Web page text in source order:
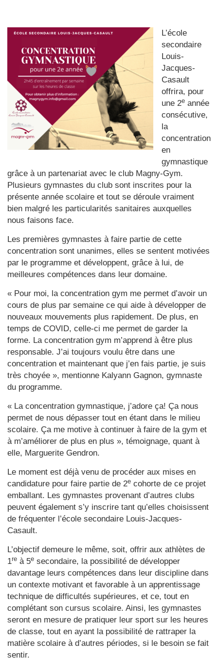
L’école
secondaire
Louis-
Jacques-
Casault
offrira, pour
une 2e année
consécutive,
la
concentration
en
gymnastique
grâce à un partenariat avec le club Magny-Gym.
Plusieurs gymnastes du club sont inscrites pour la
présente année scolaire et tout se déroule vraiment
bien malgré les particularités sanitaires auxquelles
nous faisons face.
Les premières gymnastes à faire partie de cette
concentration sont unanimes, elles se sentent motivées
par le programme et développent, grâce à lui, de
meilleures compétences dans leur domaine.
« Pour moi, la concentration gym me permet d’avoir un
cours de plus par semaine ce qui aide à développer de
nouveaux mouvements plus rapidement. De plus, en
temps de COVID, celle-ci me permet de garder la
forme. La concentration gym m’apprend à être plus
responsable. J’ai toujours voulu être dans une
concentration et maintenant que j’en fais partie, je suis
très choyée », mentionne Kalyann Gagnon, gymnaste
du programme.
« La concentration gymnastique, j’adore ça! Ça nous
permet de nous dépasser tout en étant dans le milieu
scolaire. Ça me motive à continuer à faire de la gym et
à m’améliorer de plus en plus », témoignage, quant à
elle, Marguerite Gendron.
Le moment est déjà venu de procéder aux mises en
candidature pour faire partie de 2e cohorte de ce projet
emballant. Les gymnastes provenant d’autres clubs
peuvent également s’y inscrire tant qu’elles choisissent
de fréquenter l’école secondaire Louis-Jacques-
Casault.
L’objectif demeure le même, soit, offrir aux athlètes de
1re à 5e secondaire, la possibilité de développer
davantage leurs compétences dans leur discipline dans
un contexte motivant et favorable à un apprentissage
technique de difficultés supérieures, et ce, tout en
complétant son cursus scolaire. Ainsi, les gymnastes
seront en mesure de pratiquer leur sport sur les heures
de classe, tout en ayant la possibilité de rattraper la
matière scolaire à d’autres périodes, si le besoin se fait
sentir.